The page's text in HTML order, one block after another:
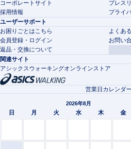
コーポレートサイト
プレス
採用情報
プライ
ユーザーサポート
お困りごとはこちら
よくあ
会員登録・ログイン
お問い
返品・交換について
関連サイト
アシックスウォーキングオンラインストア
営業日カレンダー
2026年8月
日 月 火 水 木 金